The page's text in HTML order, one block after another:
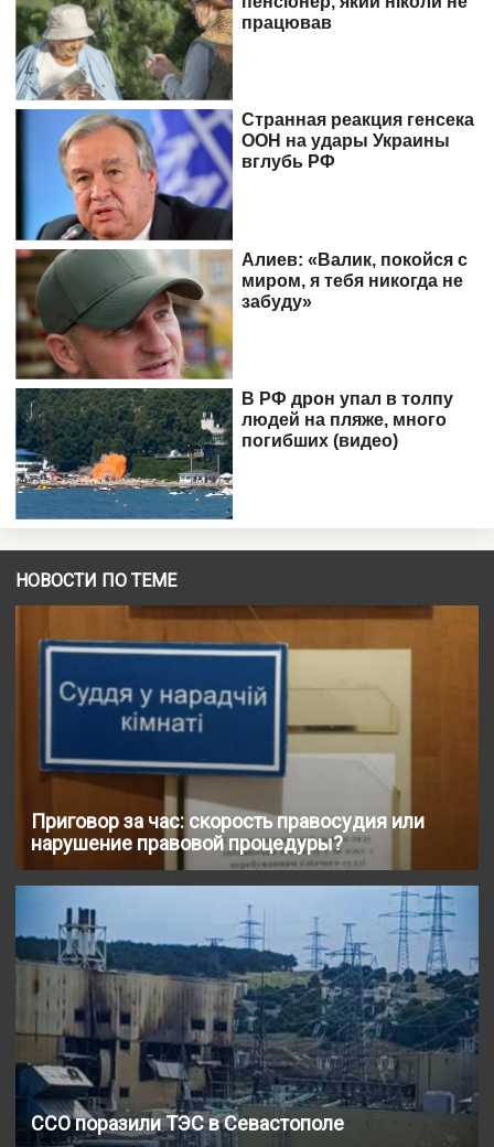
НОВОСТИ ПО ТЕМЕ
Приговор за час: скорость правосудия или
нарушение правовой процедуры?
ССО поразили ТЭС в Севастополе